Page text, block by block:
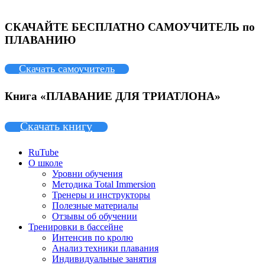
СКАЧАЙТЕ БЕСПЛАТНО САМОУЧИТЕЛЬ по
ПЛАВАНИЮ
Скачать самоучитель
Книга «ПЛАВАНИЕ ДЛЯ ТРИАТЛОНА»
Скачать книгу
RuTube
О школе
Уровни обучения
Методика Total Immersion
Тренеры и инструкторы
Полезные материалы
Отзывы об обучении
Тренировки в бассейне
Интенсив по кролю
Анализ техники плавания
Индивидуальные занятия